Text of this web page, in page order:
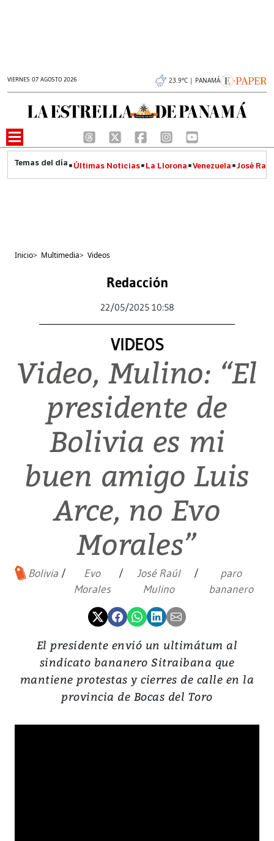
VIERNES 07 AGOSTO 2026 23.9°C | PANAMÁ
Últimas Noticias La Llorona Venezuela José
Inicio> Multimedia> Videos
Redacción
22/05/2025 10:58
VIDEOS
Video, Mulino: “El
presidente de
Bolivia es mi
buen amigo Luis
Arce, no Evo
Morales”
Bolivia
Evo
Morales
José Raúl
Mulino
paro
bananero
El presidente envió un ultimátum al
sindicato bananero Sitraibana que
mantiene protestas y cierres de calle en la
provincia de Bocas del Toro